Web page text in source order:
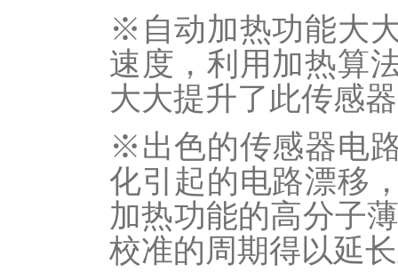
※自动加热功能大
速度，利用加热算
大大提升了此传感
※出色的传感器电
化引起的电路漂移
加热功能的高分子
校准的周期得以延长